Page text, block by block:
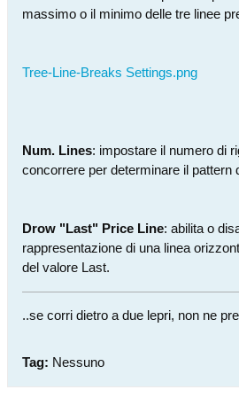
massimo o il minimo delle tre linee
Tree-Line-Breaks Settings.png
Num. Lines: impostare il numero di
concorrere per determinare il pattern
Drow "Last" Price Line: abilita o
rappresentazione di una linea
del valore Last.
..se corri dietro a due lepri, non ne
Tag: Nessuno